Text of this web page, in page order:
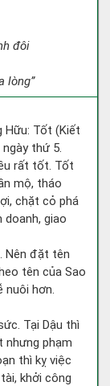
đôi
lòng”
Hữu: Tốt (Kiết
thứ 5.
rất tốt. Tốt
mộ, tháo
chặt cỏ phá
giao
Nên đặt tên
tên của Sao
nuôi hơn.
Tại Dậu thì
nhưng phạm
thì kỵ việc
khởi công